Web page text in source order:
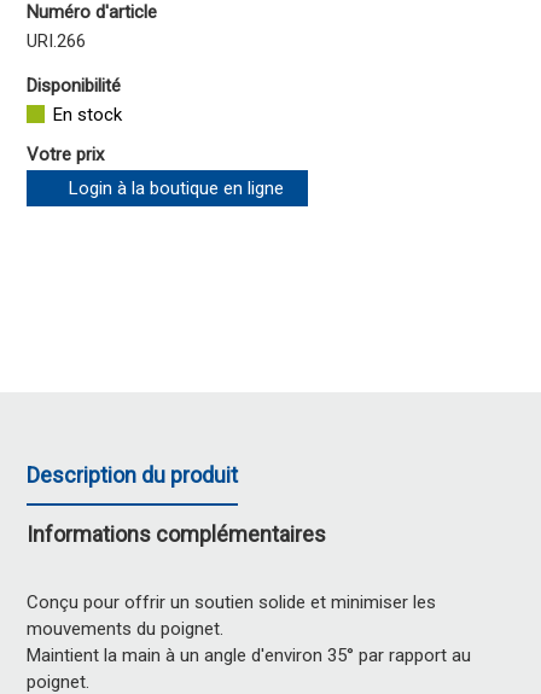
Numéro d'article
URI.266
Disponibilité
En stock
Votre prix
Login à la boutique en ligne
Description du produit
Informations complémentaires
Conçu pour offrir un soutien solide et minimiser les
mouvements du poignet.
Maintient la main à un angle d'environ 35° par rapport au
poignet.